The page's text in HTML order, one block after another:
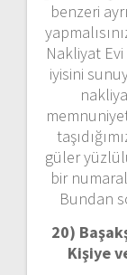
benzeri
Nakliyat
iyisini
güler
bir
Bundan
20)
Kişiye